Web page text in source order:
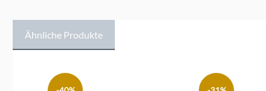
Ähnliche Produkte